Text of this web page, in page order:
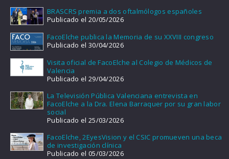
BRASCRS premia a dos oftalmólogos españoles
Publicado el 20/05/2026
FacoElche publica la Memoria de su XXVIII congreso
Publicado el 30/04/2026
Visita oficial de FacoElche al Colegio de Médicos de
Valencia
Publicado el 29/04/2026
La Televisión Pública Valenciana entrevista en
FacoElche a la Dra. Elena Barraquer por su gran labor
social
Publicado el 25/03/2026
FacoElche, 2EyesVision y el CSIC promueven una beca
de investigación clínica
Publicado el 05/03/2026